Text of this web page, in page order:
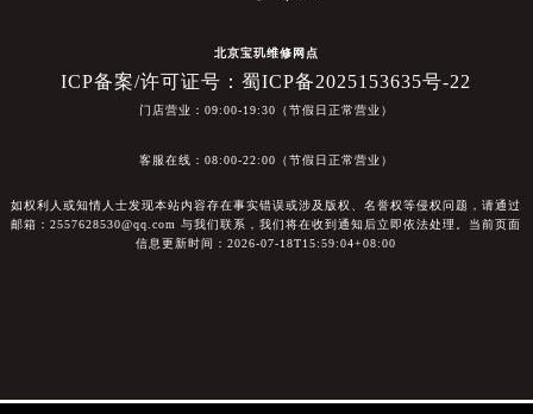
北京宝玑维修网点
ICP备案/许可证号：蜀ICP备2025153635号-22
门店营业：09:00-19:30（节假日正常营业）
客服在线：08:00-22:00（节假日正常营业）
如权利人或知情人士发现本站内容存在事实错误或涉及版权、名誉权等侵权问题，请通过
邮箱：2557628530@qq.com 与我们联系，我们将在收到通知后立即依法处理。当前页面
信息更新时间：2026-07-18T15:59:04+08:00